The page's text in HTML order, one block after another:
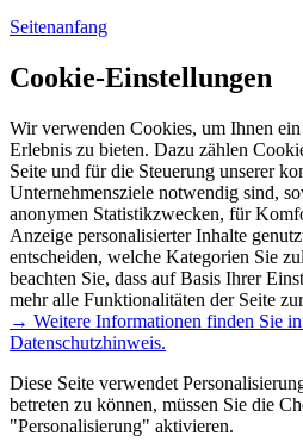
Seitenanfang
Cookie-Einstellungen
Wir verwenden Cookies, um Ihnen
Erlebnis zu bieten. Dazu zählen
Seite und für die Steuerung unserer
Unternehmensziele notwendig sind,
anonymen Statistikzwecken, für
Anzeige personalisierter Inhalte
entscheiden, welche Kategorien Sie
beachten Sie, dass auf Basis Ihrer
mehr alle Funktionalitäten der Seite
→ Weitere Informationen finden Sie in
Datenschutzhinweis.
Diese Seite verwendet
betreten zu können, müssen Sie die
"Personalisierung" aktivieren.